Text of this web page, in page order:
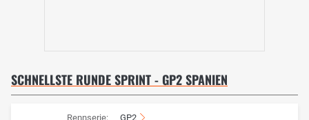
SCHNELLSTE RUNDE SPRINT - GP2 SPANIEN
Rennserie: GP2